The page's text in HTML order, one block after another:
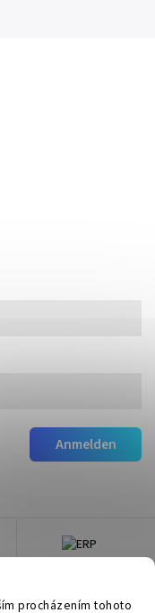
procházením tohoto
Anmelden